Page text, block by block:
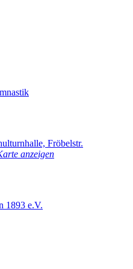
Fröbelstr.
anzeigen
1893 e.V.